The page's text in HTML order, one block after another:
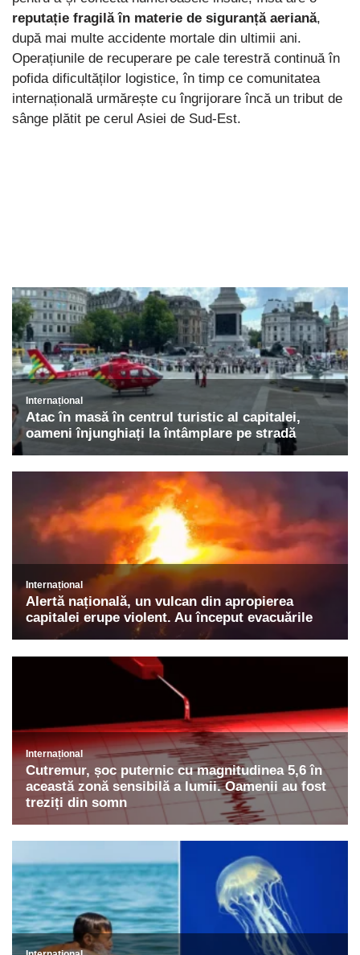
reputație fragilă în materie de siguranță aeriană,
după mai multe accidente mortale din ultimii ani.
Operațiunile de recuperare pe cale terestră continuă în
pofida dificultăților logistice, în timp ce comunitatea
internațională urmărește cu îngrijorare încă un tribut de
sânge plătit pe cerul Asiei de Sud-Est.